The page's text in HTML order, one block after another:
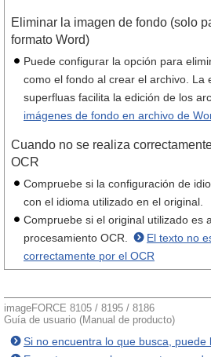
Eliminar la imagen de fondo (solo
formato Word)
Puede configurar la opción para
como el fondo al crear el archivo. La
superfluas facilita la edición de los
imágenes de fondo en archivo de
Cuando no se realiza
OCR
Compruebe si la configuración de
con el idioma utilizado en el original.
Compruebe si el original utilizado es
procesamiento OCR.
El texto no
correctamente por el OCR
imageFORCE 8105 / 8195 / 8186
Guía de usuario (Manual de producto)
Si no encuentra lo que busca, puede